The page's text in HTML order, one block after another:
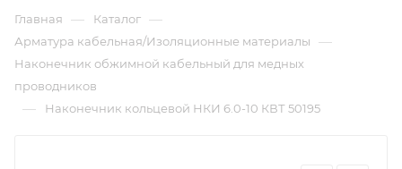
Главная — Каталог —
Арматура кабельная/Изоляционные материалы —
Наконечник обжимной кабельный для медных
проводников
— Наконечник кольцевой НКИ 6.0-10 КВТ 50195